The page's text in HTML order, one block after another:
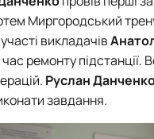
Миргородський
викладачів
ремонту
Руслан
завдання.